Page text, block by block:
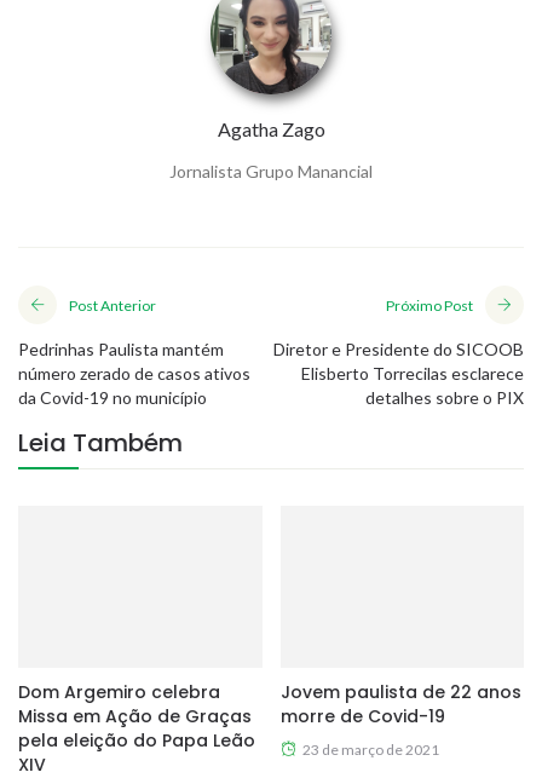
Agatha Zago
Jornalista Grupo Manancial
Post Anterior
Pedrinhas Paulista mantém
número zerado de casos ativos
da Covid-19 no município
Próximo Post
Diretor e Presidente do SICOOB
Elisberto Torrecilas esclarece
detalhes sobre o PIX
Leia Também
Dom Argemiro celebra
Missa em Ação de Graças
pela eleição do Papa Leão
XIV
Jovem paulista de 22 anos
morre de Covid-19
23 de março de 2021